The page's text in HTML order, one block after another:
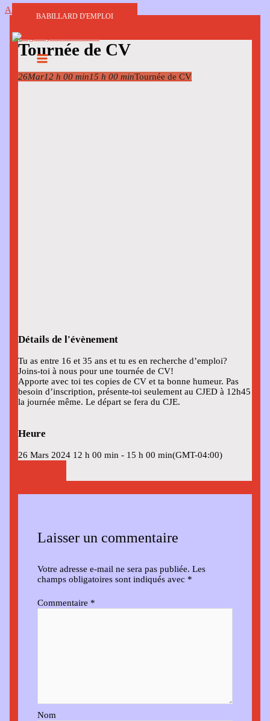
Aller au contenu
BABILLARD D'EMPLOI
Tournée de CV
26Mar12 h 00 min15 h 00 minTournée de CV
Détails de l'évènement
Tu as entre 16 et 35 ans et tu es en recherche d’emploi?
Joins-toi à nous pour une tournée de CV!
Apporte avec toi tes copies de CV et ta bonne humeur. Pas
besoin d’inscription, présente-toi seulement au CJED à 12h45
la journée même. Le départ se fera du CJE.
Heure
26 Mars 2024 12 h 00 min - 15 h 00 min(GMT-04:00)
Laisser un commentaire
Votre adresse e-mail ne sera pas publiée. Les
champs obligatoires sont indiqués avec *
Commentaire *
Nom